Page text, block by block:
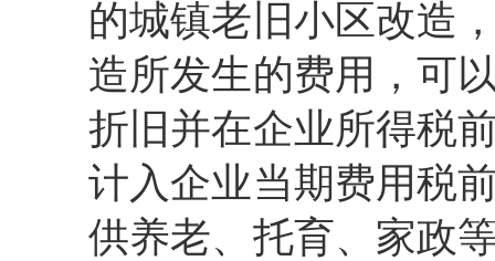
的城镇老旧小区改造
造所发生的费用，可
折旧并在企业所得税
计入企业当期费用税
供养老、托育、家政